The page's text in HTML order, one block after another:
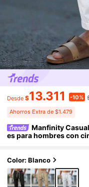
Desde $13.311 -10%
Ahorros Extra de $1.479
Manfinity
es para hombres con
amigos, etc. Este
e indispensable en el
e, lo que lo convierte en
ovio o esposo.
Color: Blanco